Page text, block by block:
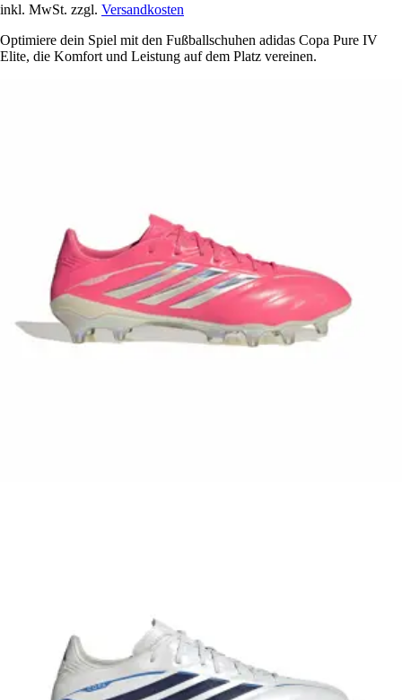
inkl. MwSt. zzgl. Versandkosten
Optimiere dein Spiel mit den Fußballschuhen adidas Copa Pure IV
Elite, die Komfort und Leistung auf dem Platz vereinen.